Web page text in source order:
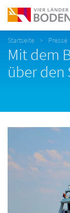
Startseite Presse
Mit dem
über den